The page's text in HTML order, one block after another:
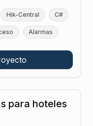
Hik-Central C#
Alarmas
para hoteles